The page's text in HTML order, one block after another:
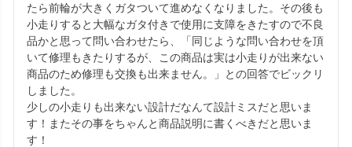
たら前輪が大きくガタついて進めなくなりました。その後も
小走りすると大幅なガタ付きで使用に支障をきたすので不良
品かと思って問い合わせたら、「同じような問い合わせを頂
いて修理もきたりするが、この商品は実は小走りが出来ない
商品のため修理も交換も出来ません。」との回答でビックリ
しました。
少しの小走りも出来ない設計だなんて設計ミスだと思いま
す！またその事をちゃんと商品説明に書くべきだと思いま
す！